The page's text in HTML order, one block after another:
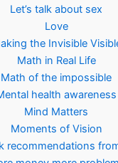
Let’s talk about sex
Love
the Invisible
Math in Real Life
Math of the impossible
health awareness
Mind Matters
Moments of Vision
recommendations